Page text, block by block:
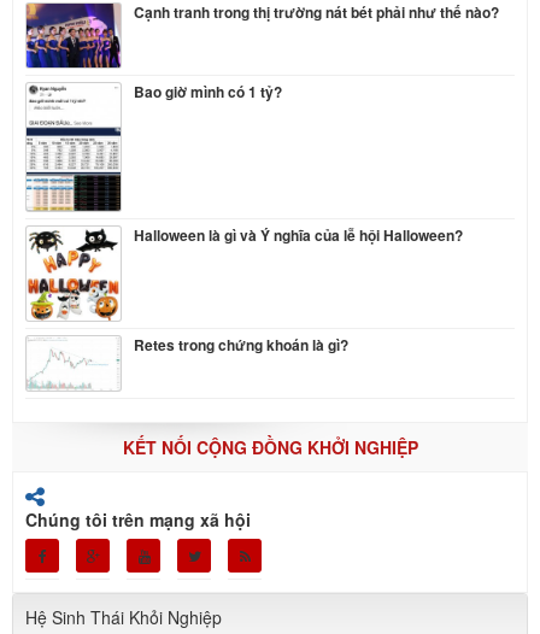
Cạnh tranh trong thị trường nát bét phải như thế nào?
Bao giờ mình có 1 tỷ?
Halloween là gì và Ý nghĩa của lễ hội Halloween?
Retes trong chứng khoán là gì?
KẾT NỐI CỘNG ĐỒNG KHỞI NGHIỆP
Chúng tôi trên mạng xã hội
Hệ Sinh Thái Khỏi Nghiệp